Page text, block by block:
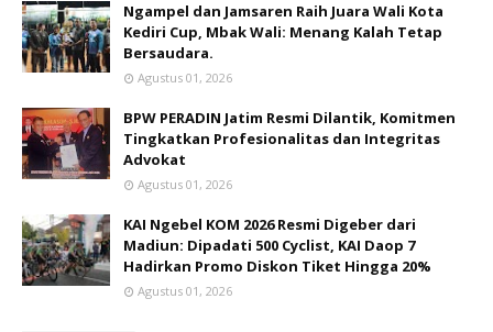
Ngampel dan Jamsaren Raih Juara Wali Kota
Kediri Cup, Mbak Wali: Menang Kalah Tetap
Bersaudara.
Agustus 01, 2026
BPW PERADIN Jatim Resmi Dilantik, Komitmen
Tingkatkan Profesionalitas dan Integritas
Advokat
Agustus 01, 2026
KAI Ngebel KOM 2026 Resmi Digeber dari
Madiun: Dipadati 500 Cyclist, KAI Daop 7
Hadirkan Promo Diskon Tiket Hingga 20%
Agustus 01, 2026